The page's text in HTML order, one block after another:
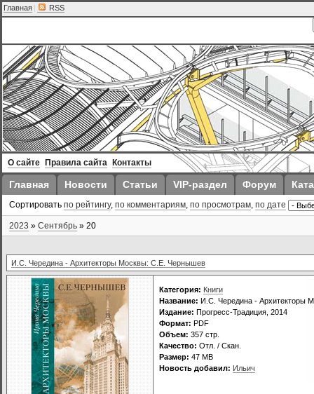
Главная | RSS
О сайте Правила сайта Контакты
Главная Новости Статьи VIP-раздел Форум
Сортировать по рейтингу, по комментариям, по просмотрам, по дате
2023 » Сентябрь » 20
И.С. Чередина - Архитекторы Москвы: С.Е. Чернышев
Категория: Книги
Название: И.С. Чередина - Архитекторы
Издание: Прогресс-Традиция, 2014
Формат: PDF
Объем: 357 стр.
Качество: Отл. / Скан.
Размер: 47 МВ
Новость добавил: Ильич